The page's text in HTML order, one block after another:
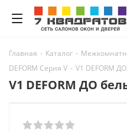
Главная - Каталог -
DEFORM Серия V - V1 DEFORM
V1 DEFORM ДО